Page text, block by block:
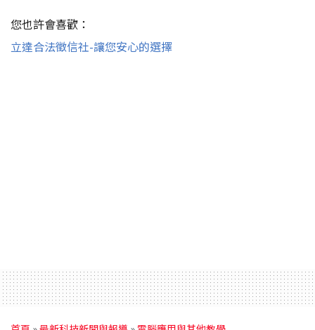
您也許會喜歡：
立達合法徵信社-讓您安心的選擇